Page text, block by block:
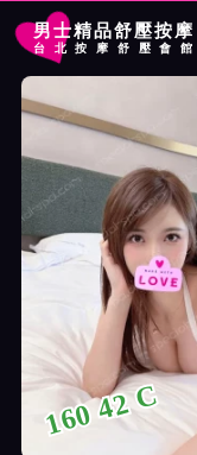
男士精品舒壓按摩
台北按摩舒壓會館
首頁
長安館按摩師
160 42 C